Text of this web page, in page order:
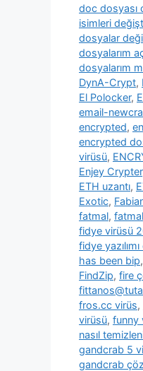
doc dosyası
isimleri
dosyalar
dosyalarım
dosyalarım
DynA-Crypt,
El Polocker,
email-
encrypted,
encrypted
virüsü,
Enjey Crypter
ETH uzantı,
Exotic,
fatmal,
fidye virüsü
fidye
has been bip,
FindZip, fire
fros.cc virüs,
virüsü, funny
nasıl
gandcrab 5
gandcrab